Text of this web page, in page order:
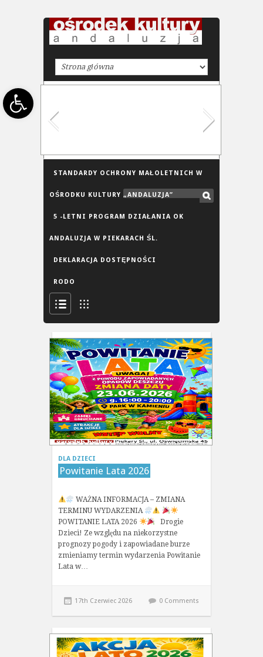
Open toolbar
STANDARDY OCHRONY MAŁOLETNICH W
OŚRODKU KULTURY „ANDALUZJA”
5 -LETNI PROGRAM DZIAŁANIA OK
ANDALUZJA W PIEKARACH ŚL.
DEKLARACJA DOSTĘPNOŚCI
RODO
DLA DZIECI
Powitanie Lata 2026
WAŻNA INFORMACJA – ZMIANA
TERMINU WYDARZENIA
POWITANIE LATA 2026
Drogie
Dzieci! Ze względu na niekorzystne
prognozy pogody i zapowiadane burze
zmieniamy termin wydarzenia Powitanie
Lata w…
17th Czerwiec 2026 0 Comments